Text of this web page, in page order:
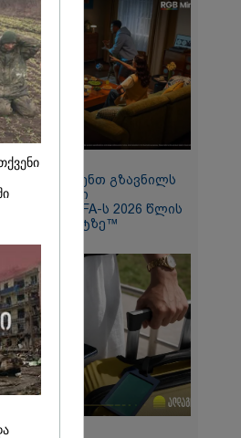
2026
წარმოგიდგენთ გზავნილს
უკეთესი
FIFA-ს 2026 წლის
ჩემპიონატზე™
2026